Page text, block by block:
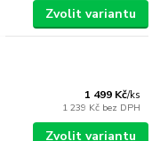
Zvolit variantu
1 499 Kč/ks
1 239 Kč bez DPH
Zvolit variantu